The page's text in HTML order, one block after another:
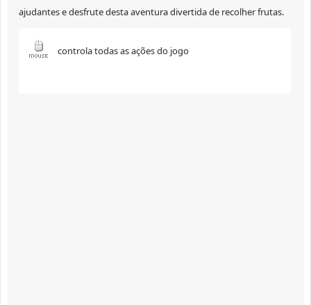
ajudantes e desfrute desta aventura divertida de recolher frutas.
controla todas as ações do jogo